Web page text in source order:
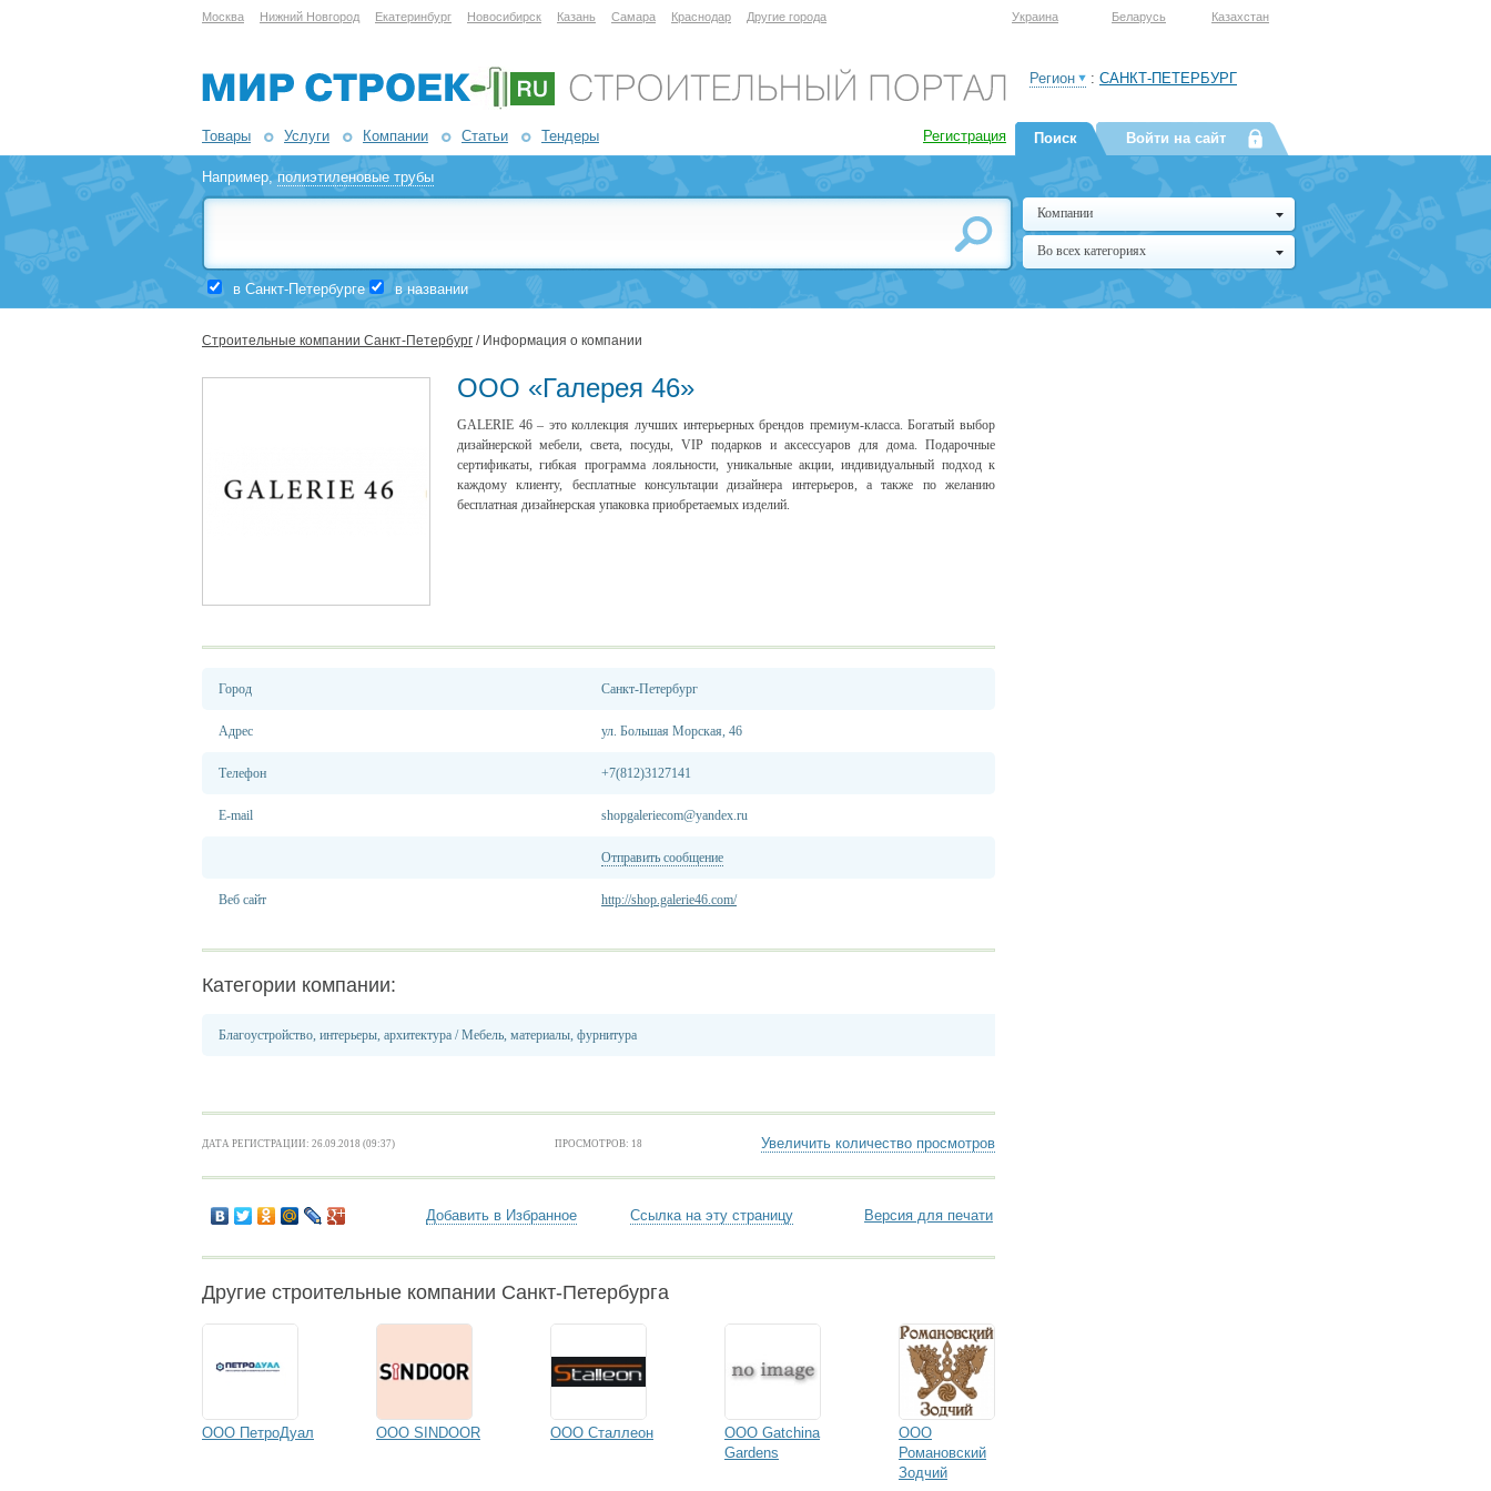
Москва Нижний Новгород Екатеринбург Новосибирск Казань Самара Краснодар Другие города Украина Беларусь Казахстан
Товары Услуги Компании Статьи Тендеры Регистрация
Регион : САНКТ-ПЕТЕРБУРГ
Например,полиэтиленовые трубы
в Санкт-Петербурге в названии
Поиск Войти на сайт
Компании
Во всех категориях
Строительные компании Санкт-Петербург / Информация о компании
ООО «Галерея 46»
GALERIE 46 – это коллекция лучших интерьерных брендов премиум-класса. Богатый выбор
дизайнерской мебели, света, посуды, VIP подарков и аксессуаров для дома. Подарочные
сертификаты, гибкая программа лояльности, уникальные акции, индивидуальный подход к
каждому клиенту, бесплатные консультации дизайнера интерьеров, а также по желанию
бесплатная дизайнерская упаковка приобретаемых изделий.
Город Санкт-Петербург
Адрес ул. Большая Морская, 46
Телефон +7(812)3127141
E-mail shopgaleriecom@yandex.ru
Отправить сообщение
Веб сайт http://shop.galerie46.com/
Категории компании:
Благоустройство, интерьеры, архитектура /Мебель, материалы, фурнитура
ДАТА РЕГИСТРАЦИИ: 26.09.2018 (09:37) ПРОСМОТРОВ: 18 Увеличить количество просмотров
Добавить в Избранное Ссылка на эту страницу Версия для печати
Другие строительные компании Санкт-Петербурга
ООО ПетроДуал ООО SINDOOR ООО Сталлеон
ООО Gatchina
Gardens
ООО
Романовский
Зодчий